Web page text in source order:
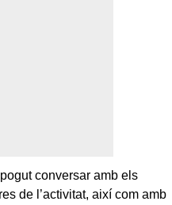
conversar amb els
de l’activitat, així com amb